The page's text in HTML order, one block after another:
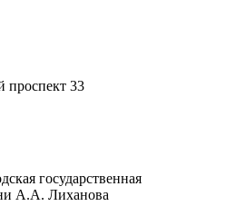
проспект 33
государственная
А.А. Лиханова